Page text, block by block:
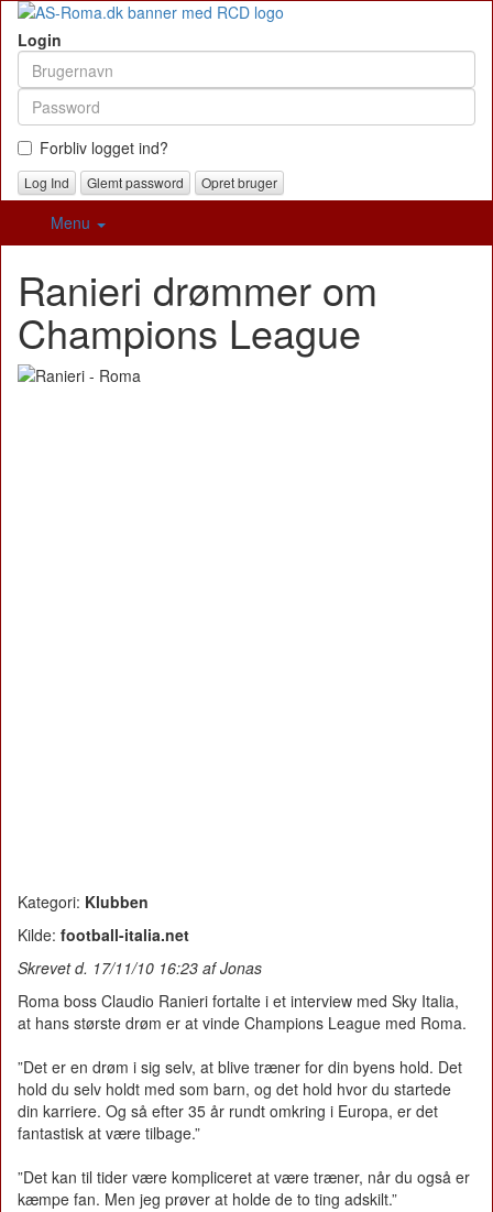
Login
Forbliv logget ind?
Glemt password Opret bruger
Menu
Ranieri drømmer om
Champions League
Kategori: Klubben
Kilde: football-italia.net
Skrevet d. 17/11/10 16:23 af Jonas
Roma boss Claudio Ranieri fortalte i et interview med Sky Italia,
at hans største drøm er at vinde Champions League med Roma.
”Det er en drøm i sig selv, at blive træner for din byens hold. Det
hold du selv holdt med som barn, og det hold hvor du startede
din karriere. Og så efter 35 år rundt omkring i Europa, er det
fantastisk at være tilbage.”
”Det kan til tider være kompliceret at være træner, når du også er
kæmpe fan. Men jeg prøver at holde de to ting adskilt.”